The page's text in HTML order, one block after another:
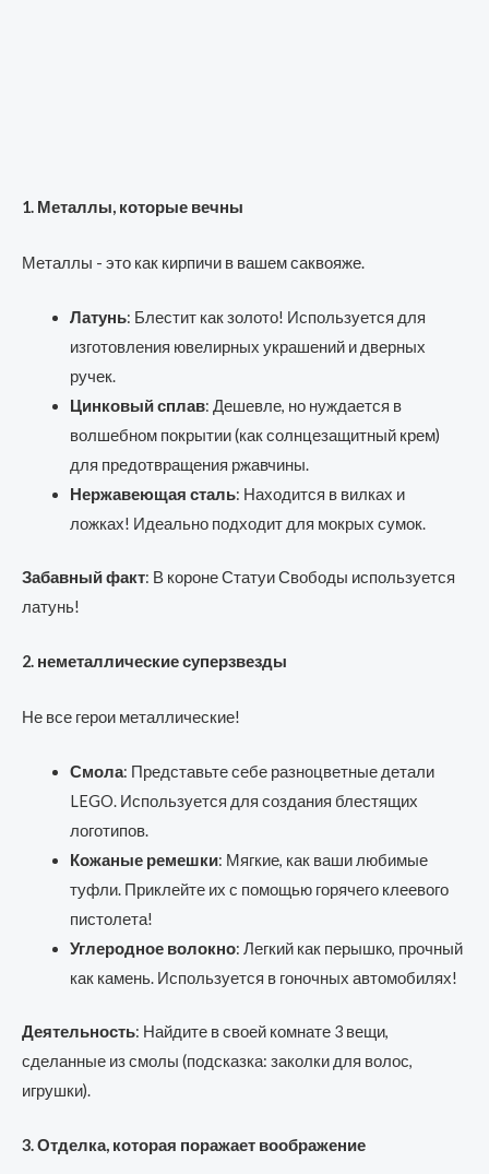
1. Металлы, которые вечны
Металлы - это как кирпичи в вашем саквояже.
Латунь: Блестит как золото! Используется для
изготовления ювелирных украшений и дверных
ручек.
Цинковый сплав: Дешевле, но нуждается в
волшебном покрытии (как солнцезащитный крем)
для предотвращения ржавчины.
Нержавеющая сталь: Находится в вилках и
ложках! Идеально подходит для мокрых сумок.
Забавный факт: В короне Статуи Свободы используется
латунь!
2. неметаллические суперзвезды
Не все герои металлические!
Смола: Представьте себе разноцветные детали
LEGO. Используется для создания блестящих
логотипов.
Кожаные ремешки: Мягкие, как ваши любимые
туфли. Приклейте их с помощью горячего клеевого
пистолета!
Углеродное волокно: Легкий как перышко, прочный
как камень. Используется в гоночных автомобилях!
Деятельность: Найдите в своей комнате 3 вещи,
сделанные из смолы (подсказка: заколки для волос,
игрушки).
3. Отделка, которая поражает воображение